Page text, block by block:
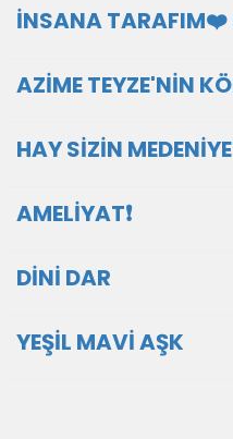
İNSANA TARAFIM❤️
AZİME TEYZE'NİN
HAY SİZİN
AMELİYAT❗
DİNİ DAR
YEŞİL MAVİ AŞK